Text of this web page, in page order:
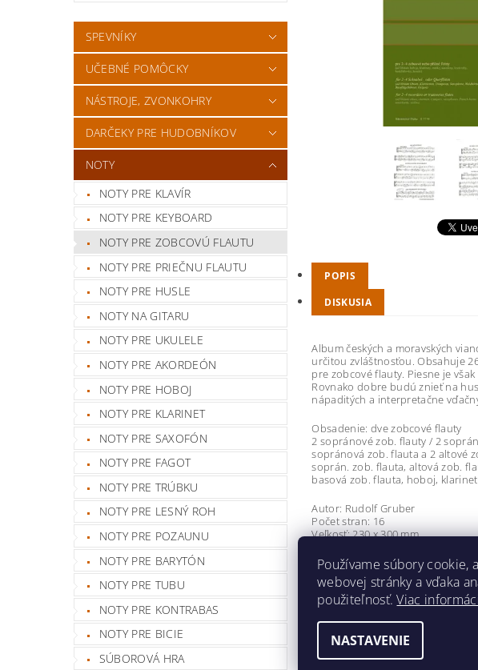
SPEVNÍKY
UČEBNÉ POMÔCKY
NÁSTROJE, ZVONKOHRY
DARČEKY PRE HUDOBNÍKOV
NOTY
NOTY PRE KLAVÍR
NOTY PRE KEYBOARD
NOTY PRE ZOBCOVÚ FLAUTU
NOTY PRE PRIEČNU FLAUTU
NOTY PRE HUSLE
NOTY NA GITARU
NOTY PRE UKULELE
NOTY PRE AKORDEÓN
NOTY PRE HOBOJ
NOTY PRE KLARINET
NOTY PRE SAXOFÓN
NOTY PRE FAGOT
NOTY PRE TRÚBKU
NOTY PRE LESNÝ ROH
NOTY PRE POZAUNU
NOTY PRE BARYTÓN
NOTY PRE TUBU
NOTY PRE KONTRABAS
NOTY PRE BICIE
SÚBOROVÁ HRA
POPIS
DISKUSIA
Album českých a moravských
určitou zvláštnosťou. Obsahuje
pre zobcové flauty. Piesne je
Rovnako dobre budú znieť na
nápaditých a interpretačne
Obsadenie: dve zobcové flauty
2 sopránové zob. flauty / 2
sopránová zob. flauta a 2 altové
soprán. zob. flauta, altová zob.
basová zob. flauta, hoboj,
Autor: Rudolf Gruber
Počet stran: 16
Veľkosť: 230 x 300 mm
Obsah:
Daj Boh šťastie
Počujte, počujte, pastuškové
Ako si krásne neviniatko
Veselé vianočné hody
Ja by som rád k Betlehému
Používame súbory
webovej stránky a vďaka
použiteľnosť.Viac
NASTAVENIE